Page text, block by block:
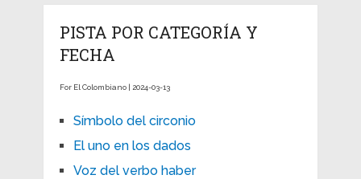
PISTA POR CATEGORÍA Y
FECHA
For El Colombiano | 2024-03-13
Símbolo del circonio
El uno en los dados
Voz del verbo haber